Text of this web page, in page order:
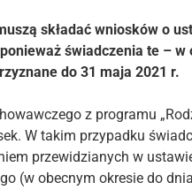
składać wniosków o
świadczenia te – w
do 31 maja 2021 r.
z programu
W takim przypadku
przewidzianych w
(w obecnym okresie do